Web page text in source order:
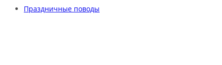
Праздничные поводы